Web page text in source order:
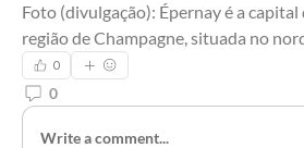
Foto (divulgação): Épernay é a capital
região de Champagne, situada no
0
0
Write a comment...